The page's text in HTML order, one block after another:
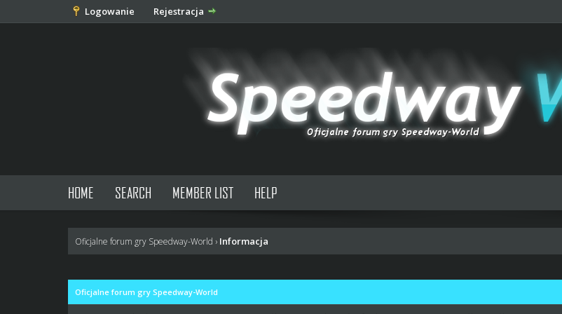
Logowanie Rejestracja
HOME SEARCH MEMBER LIST HELP
Oficjalne forum gry Speedway-World › Informacja
Oficjalne forum gry Speedway-World